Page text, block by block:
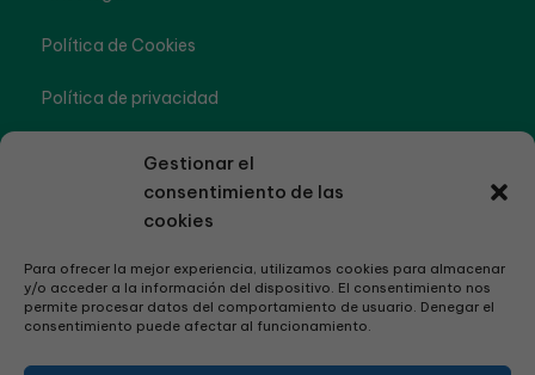
Gestionar el
consentimiento de las
cookies
Para ofrecer la mejor experiencia, utilizamos cookies para almacenar
y/o acceder a la información del dispositivo. El consentimiento nos
permite procesar datos del comportamiento de usuario. Denegar el
consentimiento puede afectar al funcionamiento.
Política de Cookies
Política de privacidad